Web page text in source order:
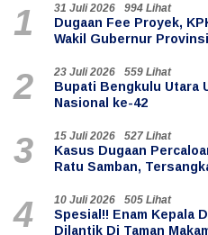
1 31 Juli 2026 994 Lihat
Dugaan Fee Proyek,
Wakil Gubernur
2 23 Juli 2026 559 Lihat
Bupati Bengkulu Utara
Nasional ke-42
3 15 Juli 2026 527 Lihat
Kasus Dugaan
Ratu Samban,
4 10 Juli 2026 505 Lihat
Spesial!! Enam Kepala